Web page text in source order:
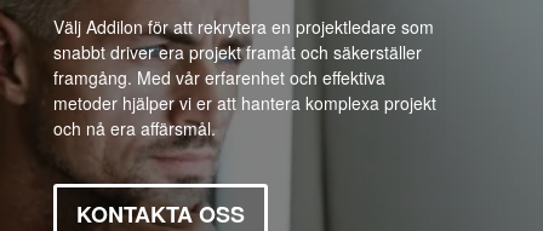
Välj Addilon för att rekrytera en projektledare som
snabbt driver era projekt framåt och säkerställer
framgång. Med vår erfarenhet och effektiva
metoder hjälper vi er att hantera komplexa projekt
och nå era affärsmål.
KONTAKTA OSS